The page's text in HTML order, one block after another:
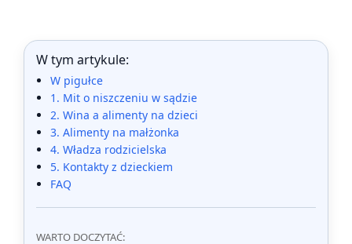
W tym artykule:
W pigułce
1. Mit o niszczeniu w sądzie
2. Wina a alimenty na dzieci
3. Alimenty na małżonka
4. Władza rodzicielska
5. Kontakty z dzieckiem
FAQ
WARTO DOCZYTAĆ: